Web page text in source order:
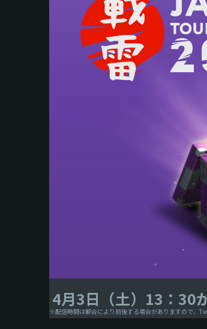
4月3日（土）13：30
※配信時間は都合により前後する場合がありますので、